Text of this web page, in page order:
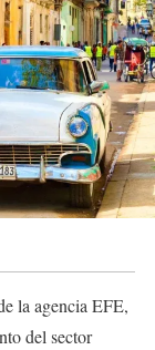
la agencia EFE,
del sector